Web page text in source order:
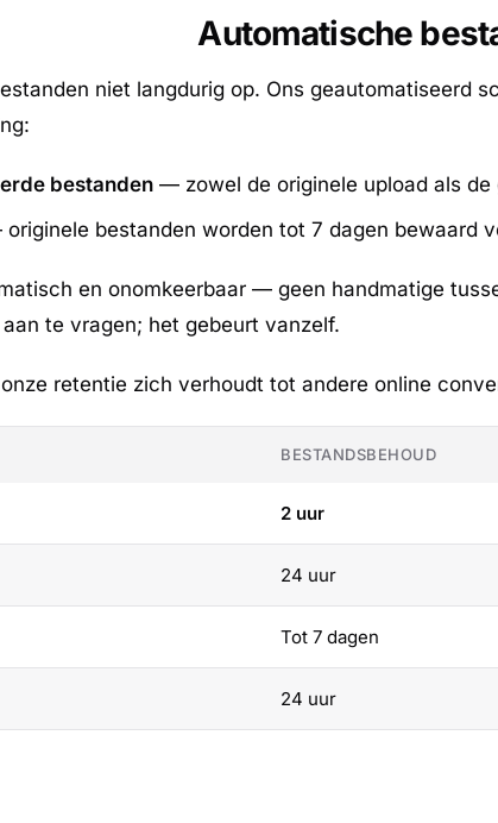
Automatische
niet langdurig op. Ons geautomatiseerd
bestanden — zowel de originele upload als
bestanden worden tot 7 dagen bewaard
en onomkeerbaar — geen handmatige
te vragen; het gebeurt vanzelf.
retentie zich verhoudt tot andere online
BESTANDSBEHOUD
2 uur
24 uur
Tot 7 dagen
24 uur